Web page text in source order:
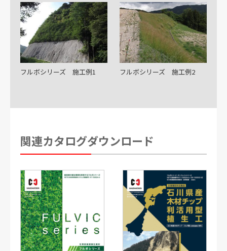
フルボシリーズ 施工例1 フルボシリーズ 施工例2
関連カタログダウンロード